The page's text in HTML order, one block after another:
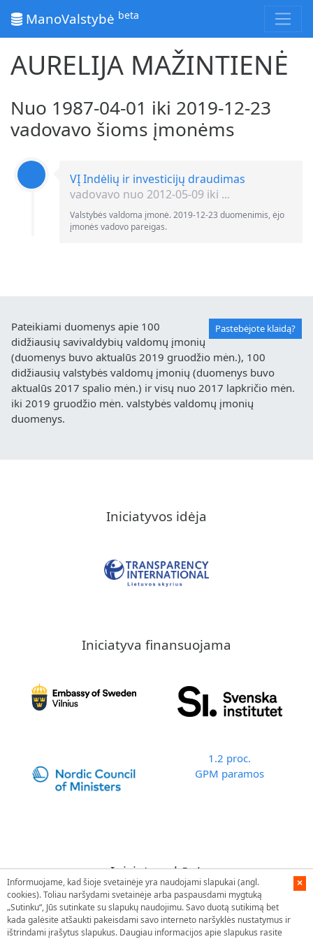
×
Informuojame, kad šioje svetainėje yra naudojami slapukai (angl.
cookies). Toliau naršydami svetainėje arba paspausdami mygtuką
„Sutinku“, Jūs sutinkate su slapukų naudojimu. Savo duotą sutikimą bet
kada galėsite atšaukti pakeisdami savo interneto naršyklės nustatymus ir
ištrindami įrašytus slapukus. Daugiau informacijos apie slapukus rasite
ManoValstybė beta
AURELIJA MAŽINTIENĖ
Nuo 1987-04-01 iki 2019-12-23
vadovavo šioms įmonėms
VĮ Indėlių ir investicijų draudimas
vadovavo nuo 2012-05-09 iki ...
Valstybės valdoma įmonė. 2019-12-23 duomenimis, ėjo
įmonės vadovo pareigas.
Pastebėjote klaidą?
Pateikiami duomenys apie 100
didžiausių savivaldybių valdomų įmonių
(duomenys buvo aktualūs 2019 gruodžio mėn.), 100
didžiausių valstybės valdomų įmonių (duomenys buvo
aktualūs 2017 spalio mėn.) ir visų nuo 2017 lapkričio mėn.
iki 2019 gruodžio mėn. valstybės valdomų įmonių
duomenys.
Iniciatyvos idėja
Iniciatyva finansuojama
1.2 proc.
GPM paramos
Iniciatyvą kūrė